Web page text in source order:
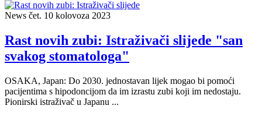
News čet. 10 kolovoza 2023
Rast novih zubi: Istraživači slijede "san
svakog stomatologa"
OSAKA, Japan: Do 2030. jednostavan lijek mogao bi pomoći
pacijentima s hipodoncijom da im izrastu zubi koji im nedostaju.
Pionirski istraživač u Japanu ...